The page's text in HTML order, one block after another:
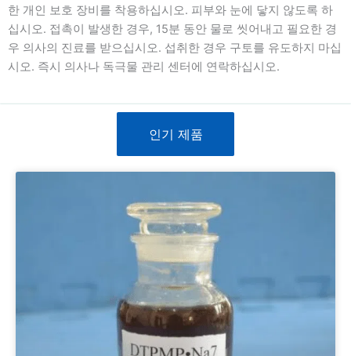
한 개인 보호 장비를 착용하십시오. 피부와 눈에 닿지 않도록 하
십시오. 접촉이 발생한 경우, 15분 동안 물로 씻어내고 필요한 경
우 의사의 진료를 받으십시오. 섭취한 경우 구토를 유도하지 마십
시오. 즉시 의사나 독극물 관리 센터에 연락하십시오.
인기 제품